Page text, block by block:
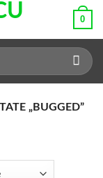
0
„BUGGED”